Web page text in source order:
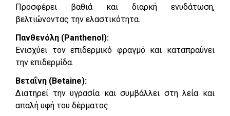
Προσφέρει βαθιά και διαρκή ενυδάτωση,
βελτιώνοντας την ελαστικότητα.
Πανθενόλη (Panthenol):
Ενισχύει τον επιδερμικό φραγμό και καταπραΰνει
την επιδερμίδα.
Βεταΐνη (Betaine):
Διατηρεί την υγρασία και συμβάλλει στη λεία και
απαλή υφή του δέρματος.